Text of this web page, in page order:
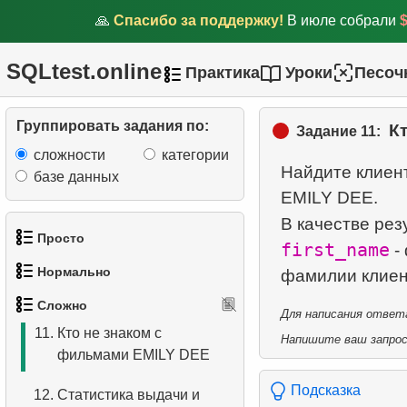
🙏 Спасибо за поддержку! В июле собрали
SQLtest.online Практика Уроки
Группировать задания по:
сложности
категории
базе данных
Просто
2. Список языков
Имена актёров
Нормально
подзапроса
JOIN
Сложно
6.Среднее время простоя
диска
7.Распределение фильмов
по категориям
9.Рейтинг популярности
10.Список поклонников
11. Кто не знаком с
фильмами EMILY DEE
12. Статистика выдачи и
Задание 11:
Найдите
EMILY DEE.
В качестве
first_name -
Для написания
Напишите ваш
Подсказка